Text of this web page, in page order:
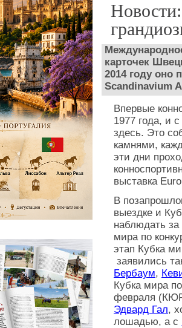
карточек
2014 году оно
Scandinavium
Впервые
1977 года, и
здесь. Это
камнями,
эти дни
выставка
В
выездке и
наблюдать
мира по
этап Кубка
заявились
Бербаум,
Кубка мира
февраля
Эдвард Гал,
лошадью, а с